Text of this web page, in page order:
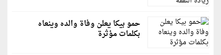
حمو بيكا يعلن وفاة والده وينعاه
بكلمات مؤثرة